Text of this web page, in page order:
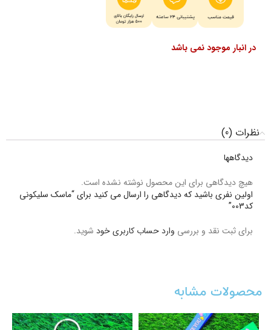
در انبار موجود نمی باشد
نظرات (0)
دیدگاهها
هیچ دیدگاهی برای این محصول نوشته نشده است.
اولین نفری باشید که دیدگاهی را ارسال می کنید برای “ماسک سلیکونی
کد003”
برای ثبت نقد و بررسی وارد حساب کاربری خود شوید.
محصولات مشابه